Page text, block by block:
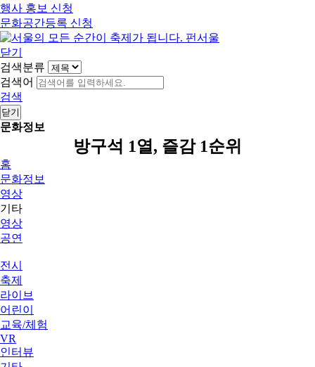
행사 홍보 신청
문화공간등록 신청
닫기
검색분류
검색어
검색
닫기
문화정보
방구석 1열, 즐감 1순위
홈
문화정보
영상
기타
영상
공연
전시
축제
라이브
어린이
교육/체험
VR
인터뷰